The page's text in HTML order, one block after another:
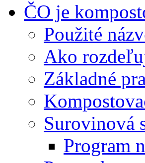
ČO je
Použité
Ako
Základné
Surovinová
Program